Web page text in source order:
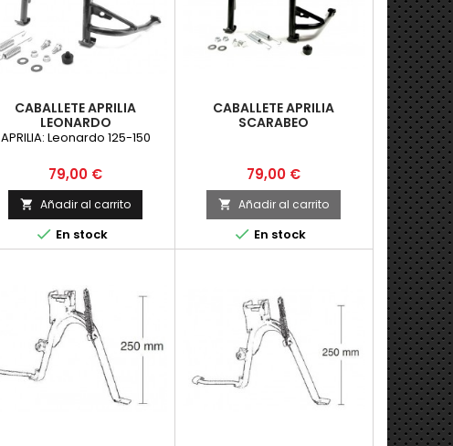
CABALLETE APRILIA
LEONARDO
APRILIA: Leonardo 125-150
Precio
79,00 €
 Añadir al carrito
 En stock
CABALLETE APRILIA
SCARABEO
Precio
79,00 €
 Añadir al carrito
 En stock